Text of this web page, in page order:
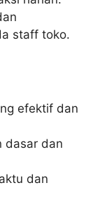
staff toko.
efektif dan
dasar dan
dan